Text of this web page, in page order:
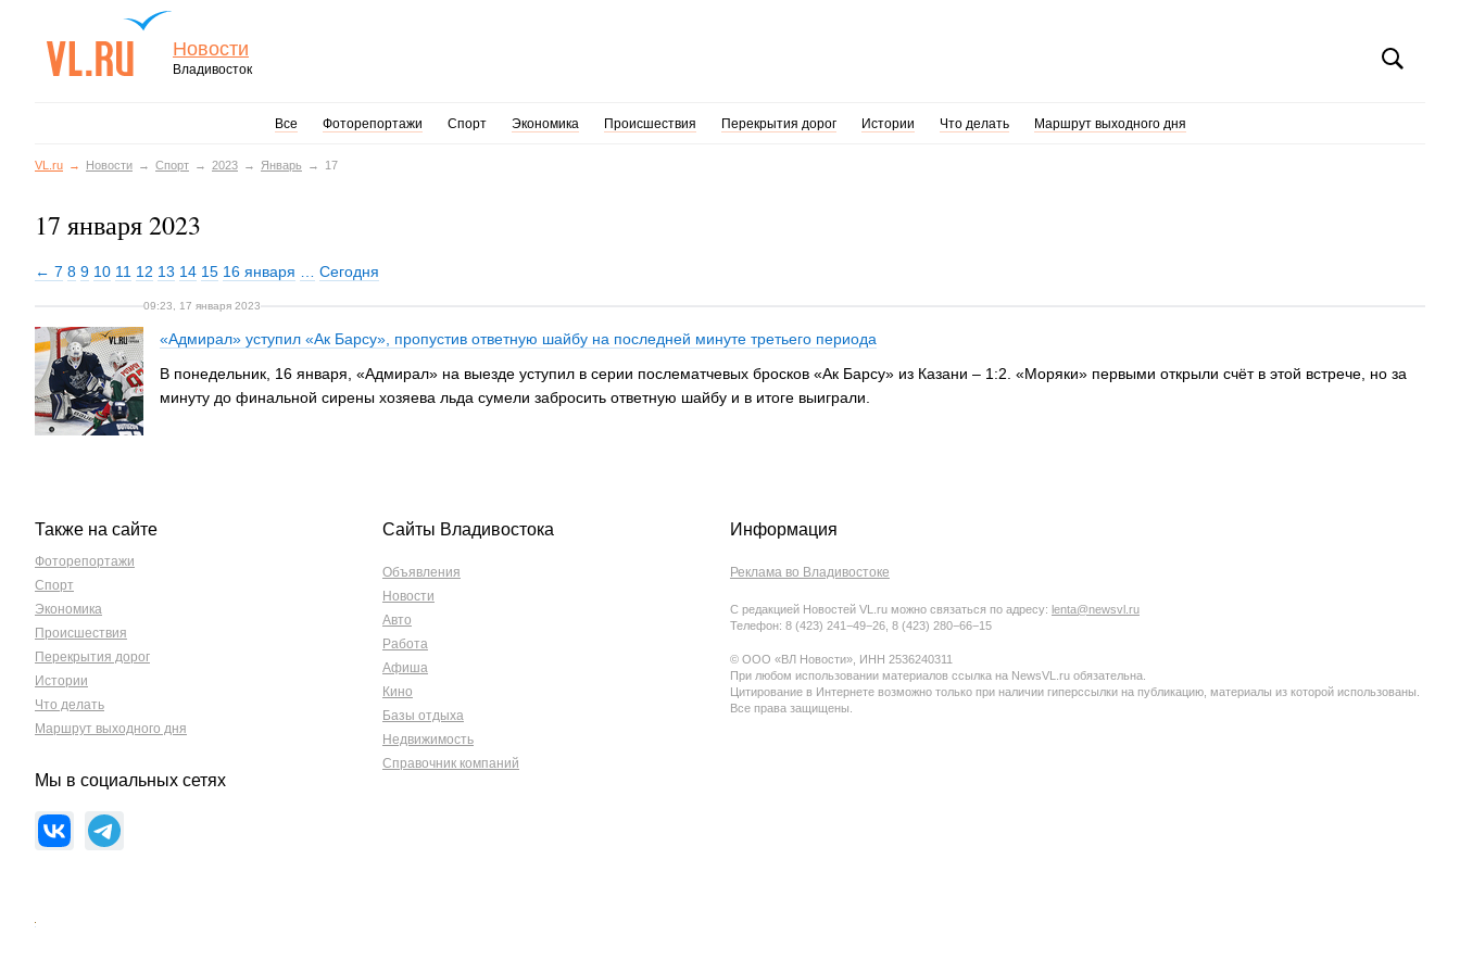
Новости
Владивосток
Все Фоторепортажи Спорт Экономика Происшествия Перекрытия дорог Истории Что делать Маршрут выходного дня
VL.ru Новости Спорт 2023 Январь 17
17 января 2023
← 7 8 9 10 11 12 13 14 15 16 января Сегодня
09:23, 17 января 2023
«Адмирал» уступил «Ак Барсу», пропустив ответную шайбу на последней минуте третьего периода
В понедельник, 16 января, «Адмирал» на выезде уступил в серии послематчевых бросков «Ак Барсу» из Казани – 1:2. «Моряки» первыми открыли счёт в этой встрече, но за
минуту до финальной сирены хозяева льда сумели забросить ответную шайбу и в итоге выиграли.
Также на сайте
Фоторепортажи
Спорт
Экономика
Происшествия
Перекрытия дорог
Истории
Что делать
Маршрут выходного дня
Мы в социальных сетях
Сайты Владивостока
Объявления
Новости
Авто
Работа
Афиша
Кино
Базы отдыха
Недвижимость
Справочник компаний
Информация
Реклама во Владивостоке
С редакцией Новостей VL.ru можно связаться по адресу: lenta@newsvl.ru
Телефон: 8 (423) 241−49−26, 8 (423) 280−66−15
© ООО «ВЛ Новости», ИНН 2536240311
При любом использовании материалов ссылка на NewsVL.ru обязательна.
Цитирование в Интернете возможно только при наличии гиперссылки на публикацию, материалы из которой использованы.
Все права защищены.